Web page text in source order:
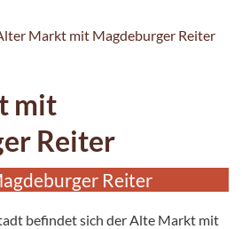
Markt mit Magdeburger Reiter
mit
Reiter
Reiter
befindet sich der Alte Markt mit